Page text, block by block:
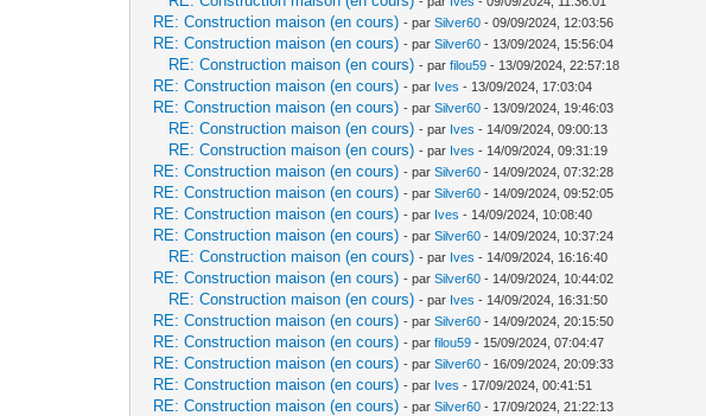
RE: Construction maison (en cours) - parSilver60 - 09/09/2024, 12:03:56
RE: Construction maison (en cours) - parSilver60 - 13/09/2024, 15:56:04
RE: Construction maison (en cours) - parfilou59 - 13/09/2024, 22:57:18
RE: Construction maison (en cours) - par Ives - 13/09/2024, 17:03:04
RE: Construction maison (en cours) - parSilver60 - 13/09/2024, 19:46:03
RE: Construction maison (en cours) - par Ives - 14/09/2024, 09:00:13
RE: Construction maison (en cours) - par Ives - 14/09/2024, 09:31:19
RE: Construction maison (en cours) - parSilver60 - 14/09/2024, 07:32:28
RE: Construction maison (en cours) - parSilver60 - 14/09/2024, 09:52:05
RE: Construction maison (en cours) - par Ives - 14/09/2024, 10:08:40
RE: Construction maison (en cours) - parSilver60 - 14/09/2024, 10:37:24
RE: Construction maison (en cours) - par Ives - 14/09/2024, 16:16:40
RE: Construction maison (en cours) - parSilver60 - 14/09/2024, 10:44:02
RE: Construction maison (en cours) - par Ives - 14/09/2024, 16:31:50
RE: Construction maison (en cours) - parSilver60 - 14/09/2024, 20:15:50
RE: Construction maison (en cours) - parfilou59 - 15/09/2024, 07:04:47
RE: Construction maison (en cours) - parSilver60 - 16/09/2024, 20:09:33
RE: Construction maison (en cours) - par Ives - 17/09/2024, 00:41:51
RE: Construction maison (en cours) - parSilver60 - 17/09/2024, 21:22:13